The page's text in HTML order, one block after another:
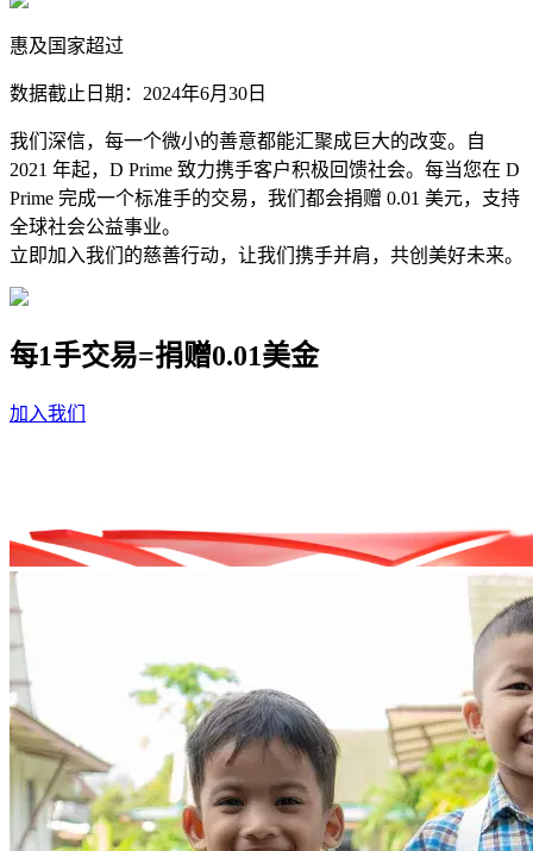
惠及国家超过
数据截止日期：2024年6月30日
我们深信，每一个微小的善意都能汇聚成巨大的改变。自
2021 年起，D Prime 致力携手客户积极回馈社会。每当您在 D
Prime 完成一个标准手的交易，我们都会捐赠 0.01 美元，支持
全球社会公益事业。
立即加入我们的慈善行动，让我们携手并肩，共创美好未来。
每1手交易=捐赠0.01美金
加入我们